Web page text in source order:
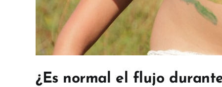
¿Es normal el flujo